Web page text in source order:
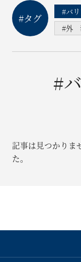
お
#タグ
#バ
#外
#
記事は見つかりま
た。